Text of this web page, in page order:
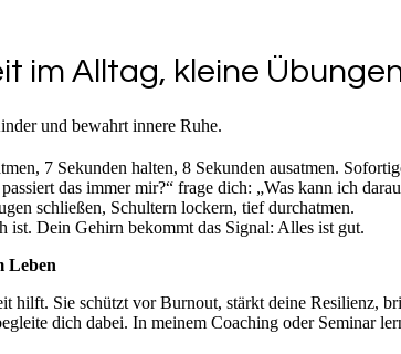
im Alltag, kleine
7 Sekunden halten, 8 Sekunden ausatmen.
das immer mir?“ frage dich: „Was kann ich
schließen, Schultern lockern, tief durchatmen.
ist. Dein Gehirn bekommt das Signal: Alles ist gut.
Leben
hilft. Sie schützt vor Burnout, stärkt deine Resilienz,
dich dabei. In meinem Coaching oder Seminar